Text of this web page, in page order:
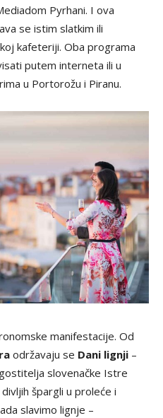
Pyrhani. I ova
se istim slatkim ili
kafeteriji. Oba programa
putem interneta ili u
u Portorožu i Piranu.
manifestacije. Od
održavaju se Dani lignji –
slovenačke Istre
špargli u proleće i
slavimo lignje –